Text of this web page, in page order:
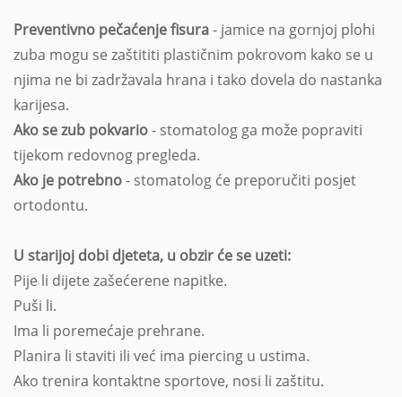
Preventivno pečaćenje fisura- jamice na gornjoj plohi
zuba mogu se zaštititi plastičnim pokrovom kako se u
njima ne bi zadržavala hrana i tako dovela do nastanka
karijesa.
Ako se zub pokvario- stomatolog ga može popraviti
tijekom redovnog pregleda.
Ako je potrebno- stomatolog će preporučiti posjet
ortodontu.
U starijoj dobi djeteta, u obzir će se uzeti:
Pije li dijete zašećerene napitke.
Puši li.
Ima li poremećaje prehrane.
Planira li staviti ili već ima piercing u ustima.
Ako trenira kontaktne sportove, nosi li zaštitu.